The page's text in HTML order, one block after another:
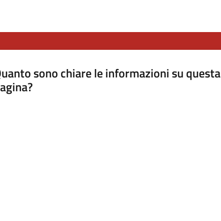
sono chiare le informazioni su questa